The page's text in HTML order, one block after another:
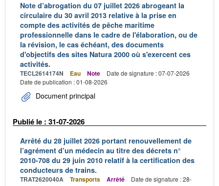
Note d’abrogation du 07 juillet 2026 abrogeant la
circulaire du 30 avril 2013 relative à la prise en
compte des activités de pêche maritime
professionnelle dans le cadre de l'élaboration, ou de
la révision, le cas échéant, des documents
d'objectifs des sites Natura 2000 où s'exercent ces
activités.
TECL2614174N Eau Note
Date de signature : 07-07-2026
Date de publication : 01-08-2026
Document principal
Publié le : 31-07-2026
Arrêté du 28 juillet 2026 portant renouvellement de
l’agrément d’un médecin au titre des décrets n°
2010-708 du 29 juin 2010 relatif à la certification des
conducteurs de trains.
TRAT2620040A Transports Arrêté
Date de signature : 28-